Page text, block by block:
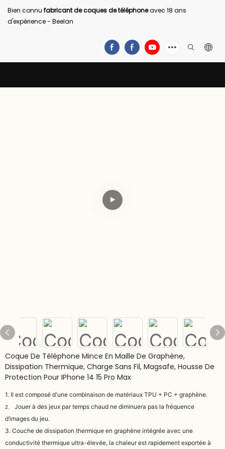
Bien connu fabricant de coques de téléphoneavec 18 ans
d'expérience - Beelan
Coque De Téléphone Mince En Maille De Graphène,
Dissipation Thermique, Charge Sans Fil, Magsafe, Housse De
Protection Pour IPhone 14 15 Pro Max
1. Il est composé d'une combinaison de matériaux TPU + PC + graphène.
2、 Jouer à des jeux par temps chaud ne diminuera pas la fréquence
d’images du jeu.
3. Couche de dissipation thermique en graphène intégrée avec une
conductivité thermique ultra-élevée, la chaleur est rapidement exportée à